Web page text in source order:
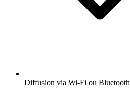
Diffusion via Wi-Fi ou Bluetooth